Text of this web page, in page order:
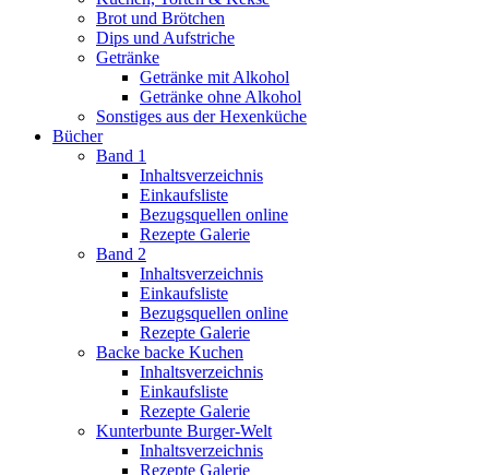
Brot und Brötchen
Dips und Aufstriche
Getränke
Getränke mit Alkohol
Getränke ohne Alkohol
Sonstiges aus der Hexenküche
Bücher
Band 1
Inhaltsverzeichnis
Einkaufsliste
Bezugsquellen online
Rezepte Galerie
Band 2
Inhaltsverzeichnis
Einkaufsliste
Bezugsquellen online
Rezepte Galerie
Backe backe Kuchen
Inhaltsverzeichnis
Einkaufsliste
Rezepte Galerie
Kunterbunte Burger-Welt
Inhaltsverzeichnis
Rezepte Galerie